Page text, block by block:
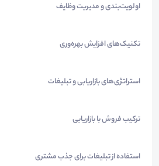
اولویت‌بندی و مدیریت وظایف
تکنیک‌های افزایش بهره‌وری
استراتژی‌های بازاریابی و تبلیغات
ترکیب فروش با بازاریابی
استفاده از تبلیغات برای جذب مشتری